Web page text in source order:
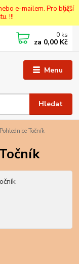
e-mailem. Pro bližší
!!!
Menu
Hledat
0 ks
za 0,00 Kč
Točník